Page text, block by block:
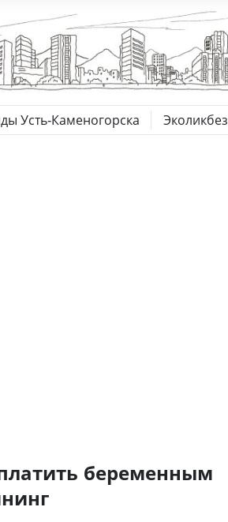
Усть-Каменогорска Эколикбез
беременным